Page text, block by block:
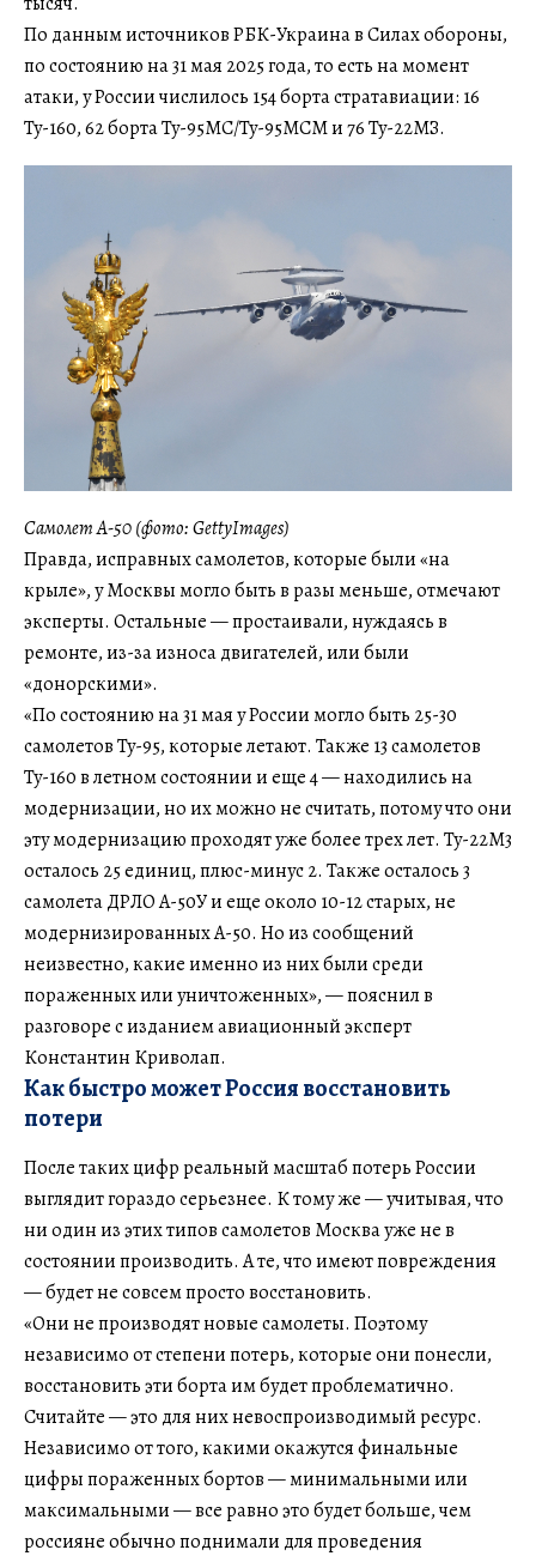
По данным источников РБК-Украина в Силах обороны,
по состоянию на 31 мая 2025 года, то есть на момент
атаки, у России числилось 154 борта стратавиации: 16
Ту-160, 62 борта Ту-95МС/Ту-95МСМ и 76 Ту-22МЗ.
Самолет А-50 (фото: GettyImages)
Правда, исправных самолетов, которые были «на
крыле», у Москвы могло быть в разы меньше, отмечают
эксперты. Остальные — простаивали, нуждаясь в
ремонте, из-за износа двигателей, или были
«донорскими».
«По состоянию на 31 мая у России могло быть 25-30
самолетов Ту-95, которые летают. Также 13 самолетов
Ту-160 в летном состоянии и еще 4 — находились на
модернизации, но их можно не считать, потому что они
эту модернизацию проходят уже более трех лет. Ту-22М3
осталось 25 единиц, плюс-минус 2. Также осталось 3
самолета ДРЛО А-50У и еще около 10-12 старых, не
модернизированных А-50. Но из сообщений
неизвестно, какие именно из них были среди
пораженных или уничтоженных», — пояснил в
разговоре с изданием авиационный эксперт
Константин Криволап.
Как быстро может Россия восстановить
потери
После таких цифр реальный масштаб потерь России
выглядит гораздо серьезнее. К тому же — учитывая, что
ни один из этих типов самолетов Москва уже не в
состоянии производить. А те, что имеют повреждения
— будет не совсем просто восстановить.
«Они не производят новые самолеты. Поэтому
независимо от степени потерь, которые они понесли,
восстановить эти борта им будет проблематично.
Считайте — это для них невоспроизводимый ресурс.
Независимо от того, какими окажутся финальные
цифры пораженных бортов — минимальными или
максимальными — все равно это будет больше, чем
россияне обычно поднимали для проведения